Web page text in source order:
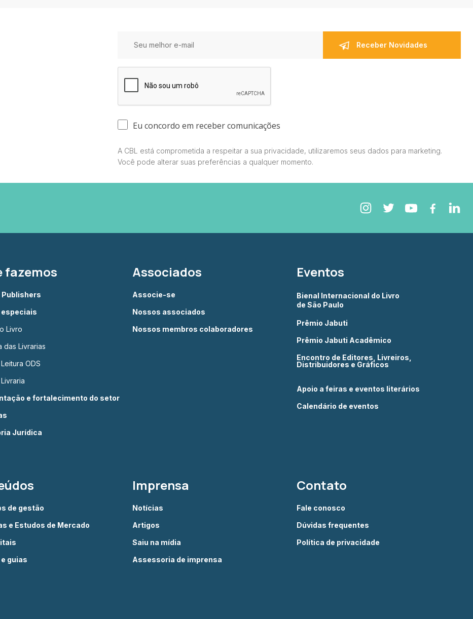
Eu concordo em receber comunicações
A CBL está comprometida a respeitar a sua privacidade, utilizaremos seus dados para marketing.
Você pode alterar suas preferências a qualquer momento.
fazemos
Publishers
Livro
das Livrarias
ODS
e fortalecimento do setor
Jurídica
Associados
Associe-se
Nossos associados
Nossos membros colaboradores
Eventos
Bienal Internacional do Livro
de São Paulo
Prêmio Jabuti
Prêmio Jabuti Acadêmico
Encontro de Editores, Livreiros,
Distribuidores e Gráficos
Apoio a feiras e eventos literários
Calendário de eventos
de gestão
e Estudos de Mercado
guias
Imprensa
Notícias
Artigos
Saiu na mídia
Assessoria de imprensa
Contato
Fale conosco
Dúvidas frequentes
Política de privacidade